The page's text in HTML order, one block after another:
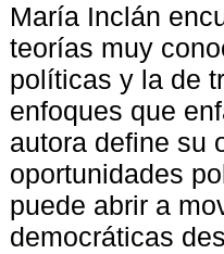
María Inclán
teorías muy
políticas y la de
enfoques que
autora define su
oportunidades
puede abrir a
democráticas